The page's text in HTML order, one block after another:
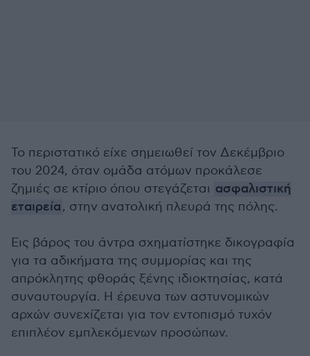
Το περιστατικό είχε σημειωθεί τον Δεκέμβριο
του 2024, όταν ομάδα ατόμων προκάλεσε
ζημιές σε κτίριο όπου στεγάζεται ασφαλιστική
εταιρεία, στην ανατολική πλευρά της πόλης.
Εις βάρος του άντρα σχηματίστηκε δικογραφία
για τα αδικήματα της συμμορίας και της
απρόκλητης φθοράς ξένης ιδιοκτησίας, κατά
συναυτουργία. Η έρευνα των αστυνομικών
αρχών συνεχίζεται για τον εντοπισμό τυχόν
επιπλέον εμπλεκόμενων προσώπων.